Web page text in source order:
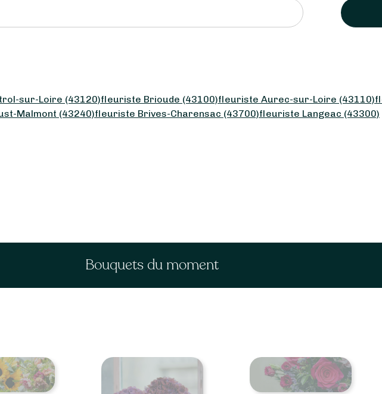
sur-Loire (43120)fleuriste Brioude (43100)fleuriste Aurec-sur-Loire (43110)
Malmont (43240)fleuriste Brives-Charensac (43700)fleuriste Langeac (43300)
Bouquets du moment